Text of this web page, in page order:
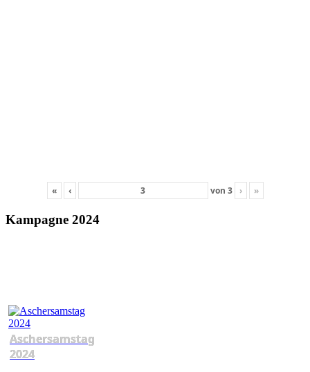
« ‹ von 3 › »
Kampagne 2024
Aschersamstag
2024